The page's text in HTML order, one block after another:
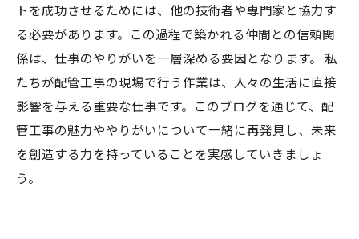
トを成功させるためには、他の技術者や専門家と協力す
る必要があります。この過程で築かれる仲間との信頼関
係は、仕事のやりがいを一層深める要因となります。 私
たちが配管工事の現場で行う作業は、人々の生活に直接
影響を与える重要な仕事です。このブログを通じて、配
管工事の魅力ややりがいについて一緒に再発見し、未来
を創造する力を持っていることを実感していきましょ
う。